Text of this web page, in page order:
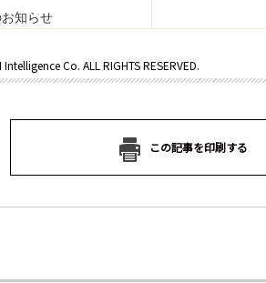
知らせ
Intelligence Co. ALL RIGHTS RESERVED.
この記事を印刷する